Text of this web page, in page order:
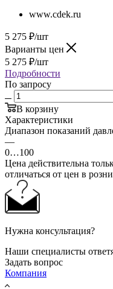
www.cdek.ru
5 275 ₽/шт
Варианты цен
5 275 ₽/шт
Подробности
По запросу
В корзину
Характеристики
Диапазон показаний
—
0…100
Цена действительна
отличаться от цен в
Нужна консультация?
Наши специалисты
Задать вопрос
Компания